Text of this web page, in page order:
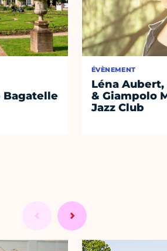
Bagatelle
ÉVÈNEMENT
Léna
& Giampolo
Jazz Club